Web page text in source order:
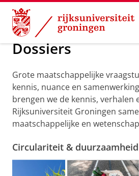
Skip
Content
Skip
Navigation
Over ons Actueel Nieuws
Dossiers
Grote maatschappelijke
kennis, nuance en
brengen we de kennis, verhalen
Rijksuniversiteit Groningen
maatschappelijke en
Circulariteit & duurzaamheid